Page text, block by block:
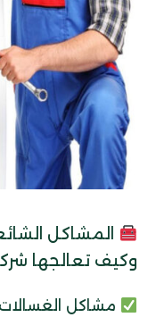
المشاكل
وكيف تعالجها
مشاكل الغسالات